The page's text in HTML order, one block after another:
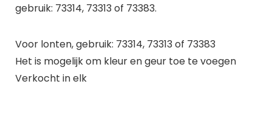
gebruik: 73314, 73313 of 73383.
Voor lonten, gebruik: 73314, 73313 of 73383
Het is mogelijk om kleur en geur toe te voegen
Verkocht in elk